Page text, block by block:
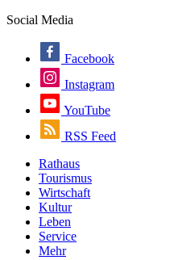
Social Media
Facebook
Instagram
YouTube
RSS Feed
Rathaus
Tourismus
Wirtschaft
Kultur
Leben
Service
Mehr